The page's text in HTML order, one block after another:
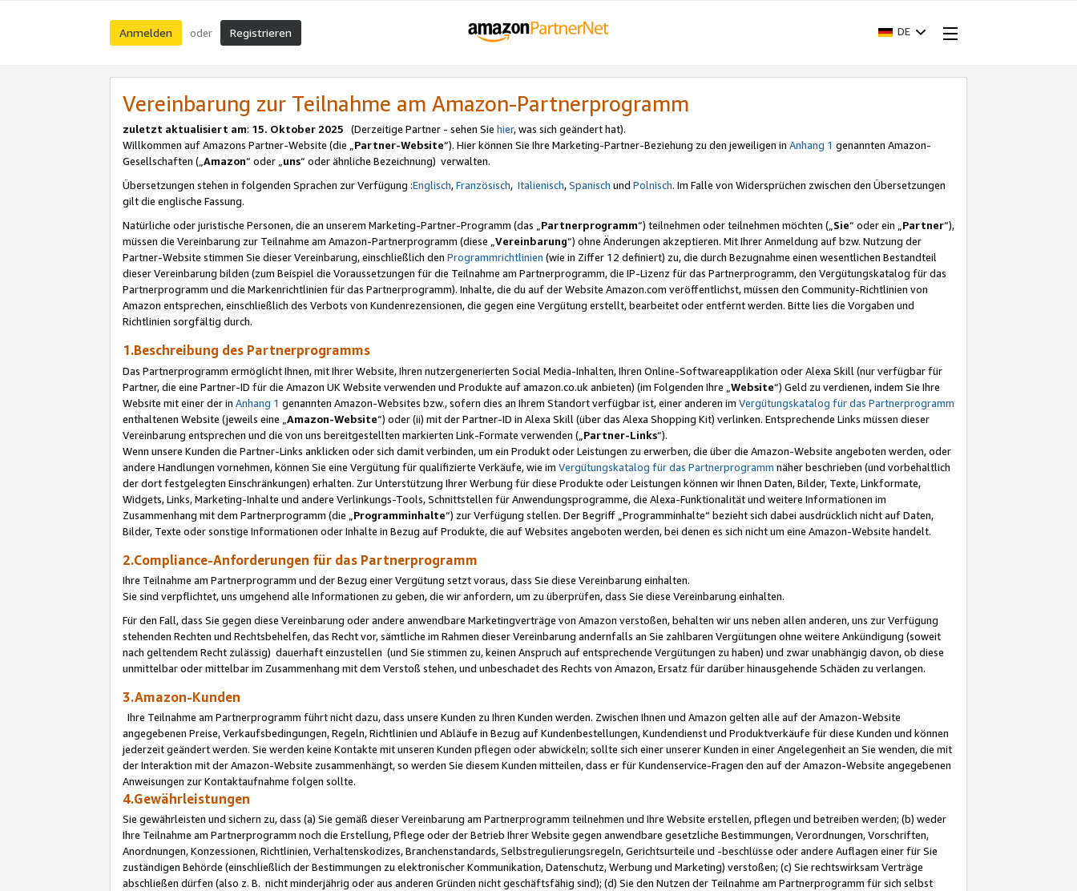
Anmelden oder Registrieren DE
Vereinbarung zur Teilnahme am Amazon-Partnerprogramm
zuletzt aktualisiert am: 15. Oktober 2025 (Derzeitige Partner - sehen Sie hier, was sich geändert hat).
Willkommen auf Amazons Partner-Website (die „Partner-Website“). Hier können Sie Ihre Marketing-Partner-Beziehung zu den jeweiligen in Anhang 1 genannten Amazon-
Gesellschaften („Amazon“ oder „uns“ oder ähnliche Bezeichnung) verwalten.
Übersetzungen stehen in folgenden Sprachen zur Verfügung :Englisch,Französisch, Italienisch,Spanisch und Polnisch. Im Falle von Widersprüchen zwischen den Übersetzungen
gilt die englische Fassung.
Natürliche oder juristische Personen, die an unserem Marketing-Partner-Programm (das „Partnerprogramm“) teilnehmen oder teilnehmen möchten („Sie“ oder ein „Partner“),
müssen die Vereinbarung zur Teilnahme am Amazon-Partnerprogramm (diese „Vereinbarung“) ohne Änderungen akzeptieren. Mit Ihrer Anmeldung auf bzw. Nutzung der
Partner-Website stimmen Sie dieser Vereinbarung, einschließlich den Programmrichtlinien (wie in Ziffer 12 definiert) zu, die durch Bezugnahme einen wesentlichen Bestandteil
dieser Vereinbarung bilden (zum Beispiel die Voraussetzungen für die Teilnahme am Partnerprogramm, die IP-Lizenz für das Partnerprogramm, den Vergütungskatalog für das
Partnerprogramm und die Markenrichtlinien für das Partnerprogramm). Inhalte, die du auf der Website Amazon.com veröffentlichst, müssen den Community-Richtlinien von
Amazon entsprechen, einschließlich des Verbots von Kundenrezensionen, die gegen eine Vergütung erstellt, bearbeitet oder entfernt werden. Bitte lies die Vorgaben und
Richtlinien sorgfältig durch.
1.Beschreibung des Partnerprogramms
Das Partnerprogramm ermöglicht Ihnen, mit Ihrer Website, Ihren nutzergenerierten Social Media-Inhalten, Ihren Online-Softwareapplikation oder Alexa Skill (nur verfügbar für
Partner, die eine Partner-ID für die Amazon UK Website verwenden und Produkte auf amazon.co.uk anbieten) (im Folgenden Ihre „ Website“) Geld zu verdienen, indem Sie Ihre
Website mit einer der in Anhang 1 genannten Amazon-Websites bzw., sofern dies an Ihrem Standort verfügbar ist, einer anderen im Vergütungskatalog für das Partnerprogramm
enthaltenen Website (jeweils eine „ Amazon-Website“) oder (ii) mit der Partner-ID in Alexa Skill (über das Alexa Shopping Kit) verlinken. Entsprechende Links müssen dieser
Vereinbarung entsprechen und die von uns bereitgestellten markierten Link-Formate verwenden („ Partner-Links“).
Wenn unsere Kunden die Partner-Links anklicken oder sich damit verbinden, um ein Produkt oder Leistungen zu erwerben, die über die Amazon-Website angeboten werden, oder
andere Handlungen vornehmen, können Sie eine Vergütung für qualifizierte Verkäufe, wie im Vergütungskatalog für das Partnerprogramm näher beschrieben (und vorbehaltlich
der dort festgelegten Einschränkungen) erhalten. Zur Unterstützung Ihrer Werbung für diese Produkte oder Leistungen können wir Ihnen Daten, Bilder, Texte, Linkformate,
Widgets, Links, Marketing-Inhalte und andere Verlinkungs-Tools, Schnittstellen für Anwendungsprogramme, die Alexa-Funktionalität und weitere Informationen im
Zusammenhang mit dem Partnerprogramm (die „ Programminhalte“) zur Verfügung stellen. Der Begriff „Programminhalte“ bezieht sich dabei ausdrücklich nicht auf Daten,
Bilder, Texte oder sonstige Informationen oder Inhalte in Bezug auf Produkte, die auf Websites angeboten werden, bei denen es sich nicht um eine Amazon-Website handelt.
2.Compliance-Anforderungen für das Partnerprogramm
Ihre Teilnahme am Partnerprogramm und der Bezug einer Vergütung setzt voraus, dass Sie diese Vereinbarung einhalten.
Sie sind verpflichtet, uns umgehend alle Informationen zu geben, die wir anfordern, um zu überprüfen, dass Sie diese Vereinbarung einhalten.
Für den Fall, dass Sie gegen diese Vereinbarung oder andere anwendbare Marketingverträge von Amazon verstoßen, behalten wir uns neben allen anderen, uns zur Verfügung
stehenden Rechten und Rechtsbehelfen, das Recht vor, sämtliche im Rahmen dieser Vereinbarung andernfalls an Sie zahlbaren Vergütungen ohne weitere Ankündigung (soweit
nach geltendem Recht zulässig) dauerhaft einzustellen (und Sie stimmen zu, keinen Anspruch auf entsprechende Vergütungen zu haben) und zwar unabhängig davon, ob diese
unmittelbar oder mittelbar im Zusammenhang mit dem Verstoß stehen, und unbeschadet des Rechts von Amazon, Ersatz für darüber hinausgehende Schäden zu verlangen.
3.Amazon-Kunden
Ihre Teilnahme am Partnerprogramm führt nicht dazu, dass unsere Kunden zu Ihren Kunden werden. Zwischen Ihnen und Amazon gelten alle auf der Amazon-Website
angegebenen Preise, Verkaufsbedingungen, Regeln, Richtlinien und Abläufe in Bezug auf Kundenbestellungen, Kundendienst und Produktverkäufe für diese Kunden und können
jederzeit geändert werden. Sie werden keine Kontakte mit unseren Kunden pflegen oder abwickeln; sollte sich einer unserer Kunden in einer Angelegenheit an Sie wenden, die mit
der Interaktion mit der Amazon-Website zusammenhängt, so werden Sie diesem Kunden mitteilen, dass er für Kundenservice-Fragen den auf der Amazon-Website angegebenen
Anweisungen zur Kontaktaufnahme folgen sollte.
4.Gewährleistungen
Sie gewährleisten und sichern zu, dass (a) Sie gemäß dieser Vereinbarung am Partnerprogramm teilnehmen und Ihre Website erstellen, pflegen und betreiben werden; (b) weder
Ihre Teilnahme am Partnerprogramm noch die Erstellung, Pflege oder der Betrieb Ihrer Website gegen anwendbare gesetzliche Bestimmungen, Verordnungen, Vorschriften,
Anordnungen, Konzessionen, Richtlinien, Verhaltenskodizes, Branchenstandards, Selbstregulierungsregeln, Gerichtsurteile und -beschlüsse oder andere Auflagen einer für Sie
zuständigen Behörde (einschließlich der Bestimmungen zu elektronischer Kommunikation, Datenschutz, Werbung und Marketing) verstoßen; (c) Sie rechtswirksam Verträge
abschließen dürfen (also z. B. nicht minderjährig oder aus anderen Gründen nicht geschäftsfähig sind); (d) Sie den Nutzen der Teilnahme am Partnerprogramm für sich selbst